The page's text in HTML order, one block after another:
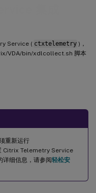
Service ( ctxtelemetry )，
VDA/bin/xdlcollect.sh 脚本
重新运行
Telemetry Service
详细信息，请参阅轻松安